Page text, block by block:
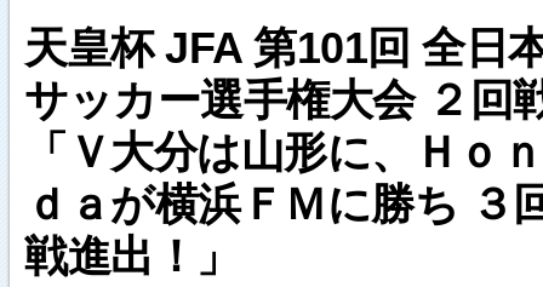
天皇杯 JFA 第101回 全日
サッカー選手権大会 ２回
「Ｖ大分は山形に、Ｈｏｎ
ｄａが横浜ＦＭに勝ち ３
戦進出！」